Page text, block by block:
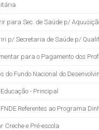
para Sec. de Saúde p/
p/ Secretaria de Saúde p/
para o Pagamento dos
do Fundo Nacional do
- Principal
Referentes ao Programa
Creche e Pré-escola